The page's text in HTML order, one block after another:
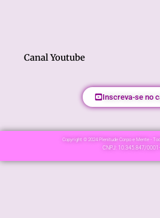
Canal Youtube
Inscreva-se no
Copyright © 2024 Plenitude Corpo e Mente -
CNPJ: 10.345.847/